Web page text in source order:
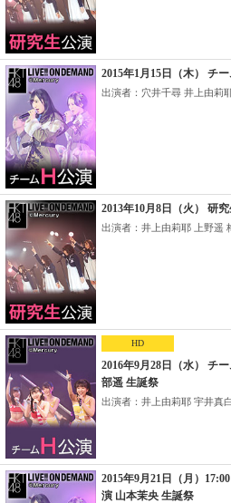
2015年1月15日（木） チ
出演者：穴井千尋 井上由莉
2013年10月8日（火） 研
出演者：井上由莉耶 上野遥
HD
2016年9月28日（水） チ
部遥 生誕祭
出演者：井上由莉耶 宇井真
2015年9月21日（月）
演 山本茉央 生誕祭